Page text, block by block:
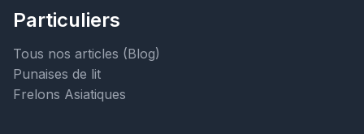
Particuliers
Tous nos articles (Blog)
Punaises de lit
Frelons Asiatiques